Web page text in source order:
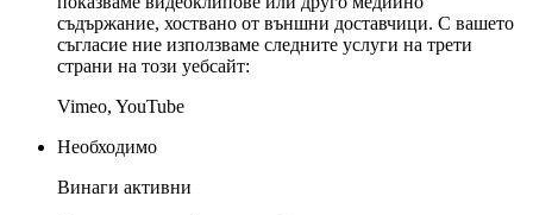
съдържание, хоствано от външни доставчици. С вашето
съгласие ние използваме следните услуги на трети
страни на този уебсайт:
Vimeo, YouTube
Необходимо
Винаги активни